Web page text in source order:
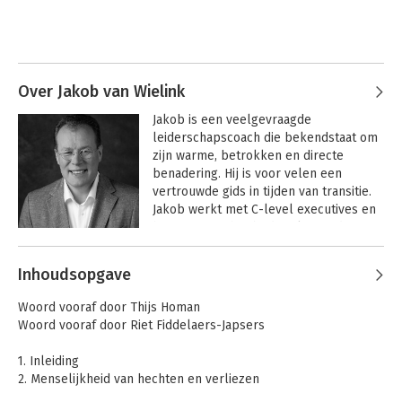
rouwprotocol
Dit boek is bedoeld voor: Directieleden, managers,
leidinggevenden, P&O-ers, medezeggenschapsorganen,
consultants, bedrijfsmaatschappelijk werkers, bedrijfsartsen,
coaches en voor allen die beroepsmatig te maken hebben met
mensen in organisaties
Over Jakob van Wielink
Jakob is een veelgevraagde
leiderschapscoach die bekendstaat om
zijn warme, betrokken en directe
benadering. Hij is voor velen een
vertrouwde gids in tijden van transitie.
Jakob werkt met C-level executives en
publieke sector en kerkelijke
In Jakobs benadering is een secure
base – de bron van waaruit mensen
durven te groeien en veranderen – de
Hij is de grondlegger van de toepassing
Andere boeken door Jakob van
Wielink
Inhoudsopgave
Woord vooraf door Thijs Homan
Woord vooraf door Riet Fiddelaers-Japsers
1. Inleiding
2. Menselijkheid van hechten en verliezen